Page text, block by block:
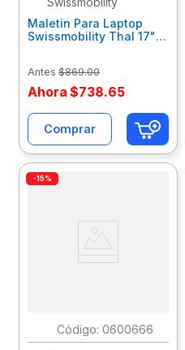
Maletin Para Laptop
Swissmobility Thal 17"
Antes $869.00
Ahora $738.65
Comprar
-15%
: 0600666